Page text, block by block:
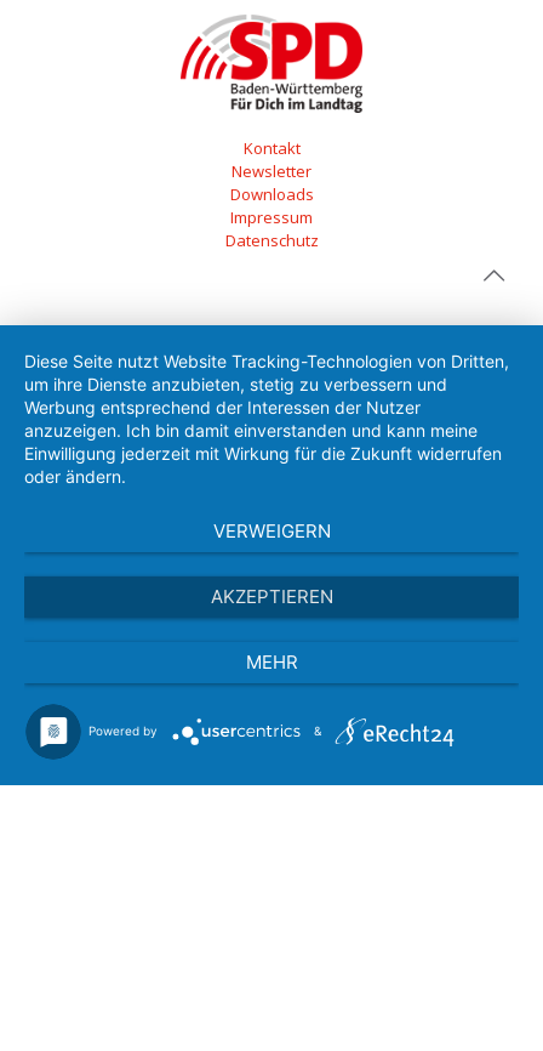
Kontakt
Newsletter
Downloads
Impressum
Datenschutz
Diese Seite nutzt Website Tracking-Technologien von Dritten,
um ihre Dienste anzubieten, stetig zu verbessern und
Werbung entsprechend der Interessen der Nutzer
anzuzeigen. Ich bin damit einverstanden und kann meine
Einwilligung jederzeit mit Wirkung für die Zukunft widerrufen
oder ändern.
VERWEIGERN
AKZEPTIEREN
MEHR
Powered by &